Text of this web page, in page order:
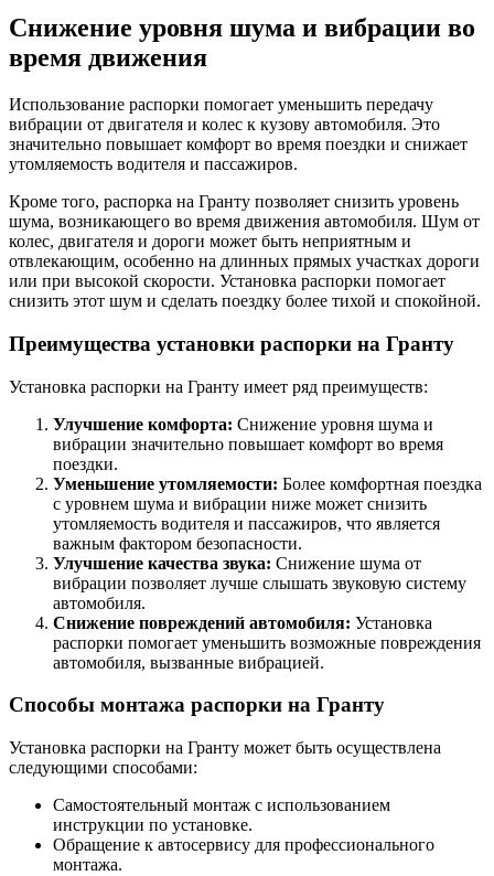
Снижение уровня шума и вибрации во
время движения
Использование распорки помогает уменьшить передачу
вибрации от двигателя и колес к кузову автомобиля. Это
значительно повышает комфорт во время поездки и снижает
утомляемость водителя и пассажиров.
Кроме того, распорка на Гранту позволяет снизить уровень
шума, возникающего во время движения автомобиля. Шум от
колес, двигателя и дороги может быть неприятным и
отвлекающим, особенно на длинных прямых участках дороги
или при высокой скорости. Установка распорки помогает
снизить этот шум и сделать поездку более тихой и спокойной.
Преимущества установки распорки на Гранту
Установка распорки на Гранту имеет ряд преимуществ:
Улучшение комфорта: Снижение уровня шума и
вибрации значительно повышает комфорт во время
поездки.
Уменьшение утомляемости: Более комфортная поездка
с уровнем шума и вибрации ниже может снизить
утомляемость водителя и пассажиров, что является
важным фактором безопасности.
Улучшение качества звука: Снижение шума от
вибрации позволяет лучше слышать звуковую систему
автомобиля.
Снижение повреждений автомобиля: Установка
распорки помогает уменьшить возможные повреждения
автомобиля, вызванные вибрацией.
Способы монтажа распорки на Гранту
Установка распорки на Гранту может быть осуществлена
следующими способами:
Самостоятельный монтаж с использованием
инструкции по установке.
Обращение к автосервису для профессионального
монтажа.